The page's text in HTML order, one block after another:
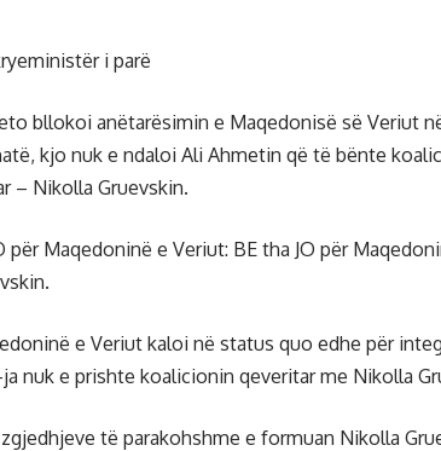
i parë
bllokoi anëtarësimin e Maqedonisë së Veriut
kjo nuk e ndaloi Ali Ahmetin që të bënte
– Nikolla Gruevskin.
për Maqedoninë e Veriut: BE tha JO për
e Veriut kaloi në status quo edhe për
nuk e prishte koalicionin qeveritar me Nikolla
zgjedhjeve të parakohshme e formuan Nikolla